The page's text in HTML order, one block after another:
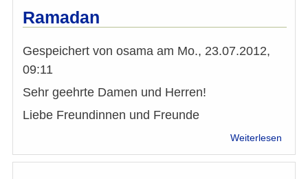
Ramadan
Gespeichert von osama am Mo., 23.07.2012,
09:11
Sehr geehrte Damen und Herren!
Liebe Freundinnen und Freunde
Weiterlesen